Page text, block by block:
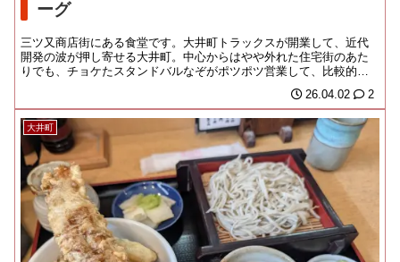
ーグ
三ツ又商店街にある食堂です。大井町トラックスが開業して、近代
開発の波が押し寄せる大井町。中心からはやや外れた住宅街のあた
りでも、チョケたスタンドバルなぞがポツポツ営業して、比較的若
26.04.02 2
大井町